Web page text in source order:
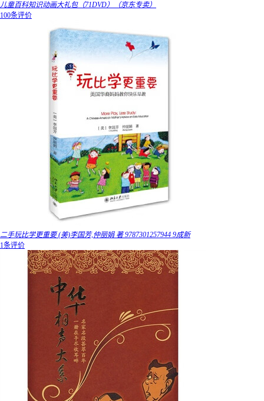
儿童百科知识动画大礼包（71DVD）（京东专卖）
100条评价
二手玩比学更重要 (美)李国芳,仲丽娟 著 9787301257944 9成新
1条评价